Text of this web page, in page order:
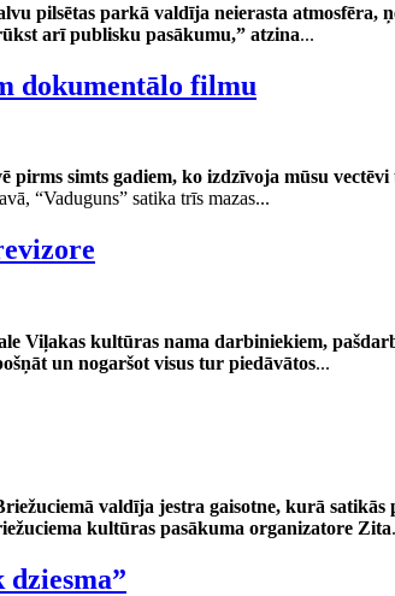
pilsētas parkā valdīja neierasta
arī publisku pasākumu,” atzina...
dokumentālo filmu
pirms simts gadiem, ko izdzīvoja mūsu
“Vaduguns” satika trīs mazas...
Viļakas kultūras nama darbiniekiem,
un nogaršot visus tur piedāvātos...
valdīja jestra gaisotne, kurā
kultūras pasākuma organizatore Zita
dziesma”